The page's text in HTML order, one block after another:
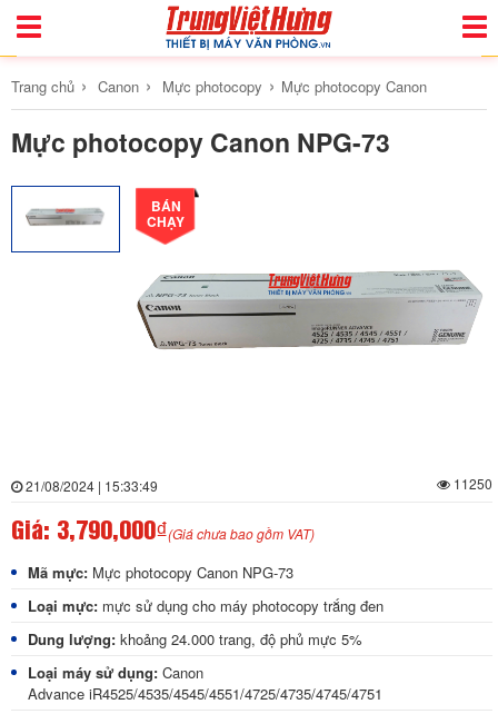
Toggle
Trang chủ › Canon › Mực photocopy › Mực photocopy Canon
Mực photocopy Canon NPG-73
BÁN
CHẠY
21/08/2024 | 15:33:49 11250
Giá: 3,790,000₫(Giá chưa bao gồm VAT)
Mã mực: Mực photocopy Canon NPG-73
Loại mực: mực sử dụng cho máy photocopy trắng đen
Dung lượng: khoảng 24.000 trang, độ phủ mực 5%
Loại máy sử dụng: Canon
Advance iR4525/4535/4545/4551/4725/4735/4745/4751